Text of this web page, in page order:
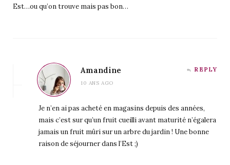
Est…ou qu’on trouve mais pas bon…
Amandine
10 ANS AGO
REPLY
Je n’en ai pas acheté en magasins depuis des années,
mais c’est sur qu’un fruit cueilli avant maturité n’égalera
jamais un fruit mûri sur un arbre du jardin ! Une bonne
raison de séjourner dans l’Est ;)